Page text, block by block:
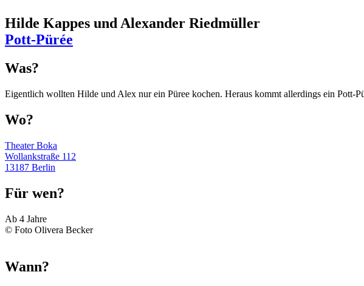
Hilde Kappes und Alexander Riedmüller
Pott-Pürée
Was?
Eigentlich wollten Hilde und Alex nur ein Püree kochen. Heraus kommt allerdings ein Pott-
Wo?
Theater Boka
Wollankstraße 112
13187 Berlin
Für wen?
Ab 4 Jahre
© Foto Olivera Becker
Wann?